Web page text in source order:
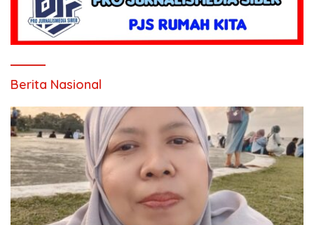
Berita Nasional